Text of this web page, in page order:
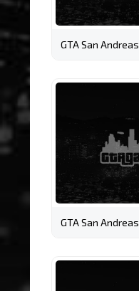
GTA San Andreas
GTA San Andreas